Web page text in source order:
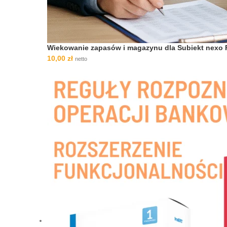
Wiekowanie zapasów i magazynu dla Subiekt nexo
10,00 zł netto